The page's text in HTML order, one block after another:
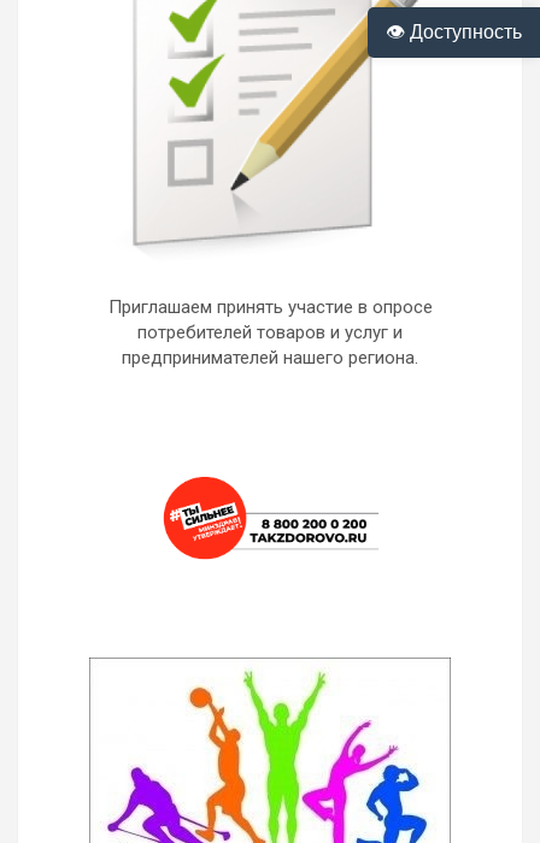
👁 Доступность
Приглашаем принять участие в опросе
потребителей товаров и услуг и
предпринимателей нашего региона.